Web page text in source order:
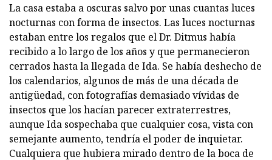
La casa estaba a oscuras salvo por unas cuantas luces
nocturnas con forma de insectos. Las luces nocturnas
estaban entre los regalos que el Dr. Ditmus había
recibido a lo largo de los años y que permanecieron
cerrados hasta la llegada de Ida. Se había deshecho de
los calendarios, algunos de más de una década de
antigüedad, con fotografías demasiado vívidas de
insectos que los hacían parecer extraterrestres,
aunque Ida sospechaba que cualquier cosa, vista con
semejante aumento, tendría el poder de inquietar.
Cualquiera que hubiera mirado dentro de la boca de